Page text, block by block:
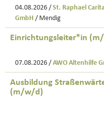
04.08.2026 / St. Raphael
GmbH / Mendig
Einrichtungsleiter*in
07.08.2026 / AWO Altenhilfe
Ausbildung
(m/w/d)